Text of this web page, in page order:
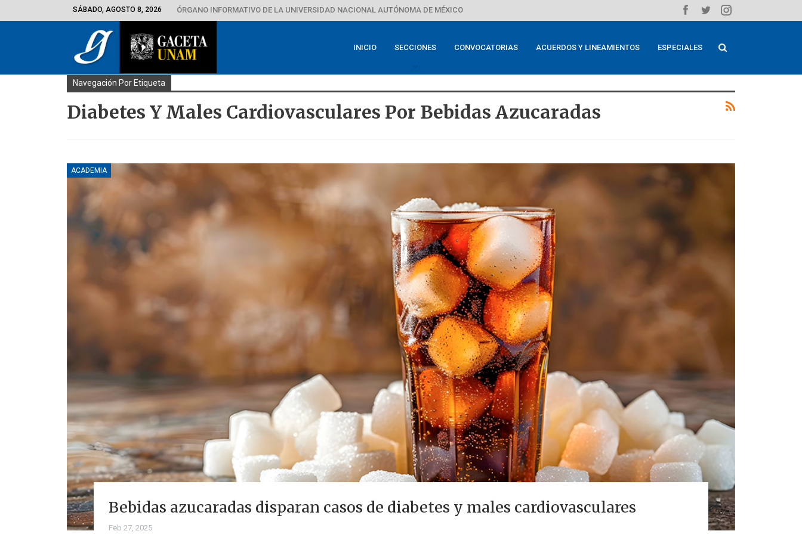
SÁBADO, AGOSTO 8, 2026 ÓRGANO INFORMATIVO DE LA UNIVERSIDAD NACIONAL AUTÓNOMA DE MÉXICO
INICIO SECCIONES CONVOCATORIAS ACUERDOS Y LINEAMIENTOS ESPECIALES
Navegación Por Etiqueta
Diabetes Y Males Cardiovasculares Por Bebidas Azucaradas
ACADEMIA
Bebidas azucaradas disparan casos de diabetes y males cardiovasculares
Feb 27, 2025